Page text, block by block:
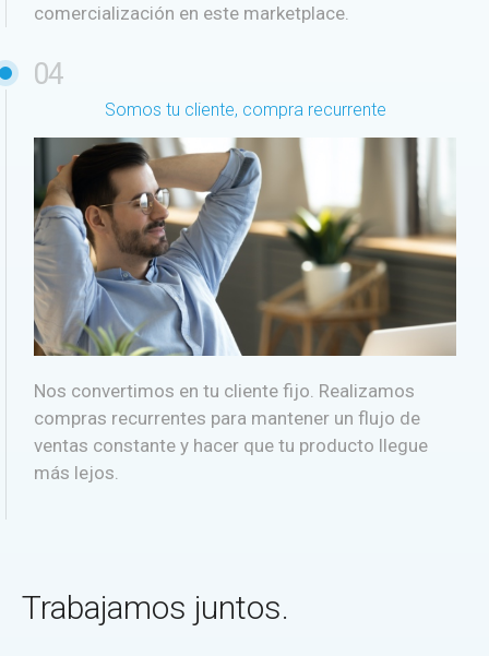
comercialización en este marketplace.
Somos tu cliente, compra recurrente
Nos convertimos en tu cliente fijo. Realizamos
compras recurrentes para mantener un flujo de
ventas constante y hacer que tu producto llegue
más lejos.
04
Trabajamos juntos.